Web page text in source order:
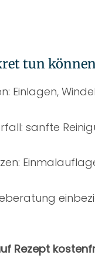
tun
Einlagen,
sanfte
Rezept